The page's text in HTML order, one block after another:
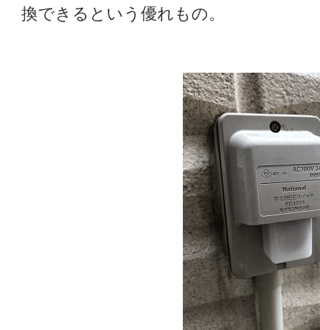
換できるという優れもの。